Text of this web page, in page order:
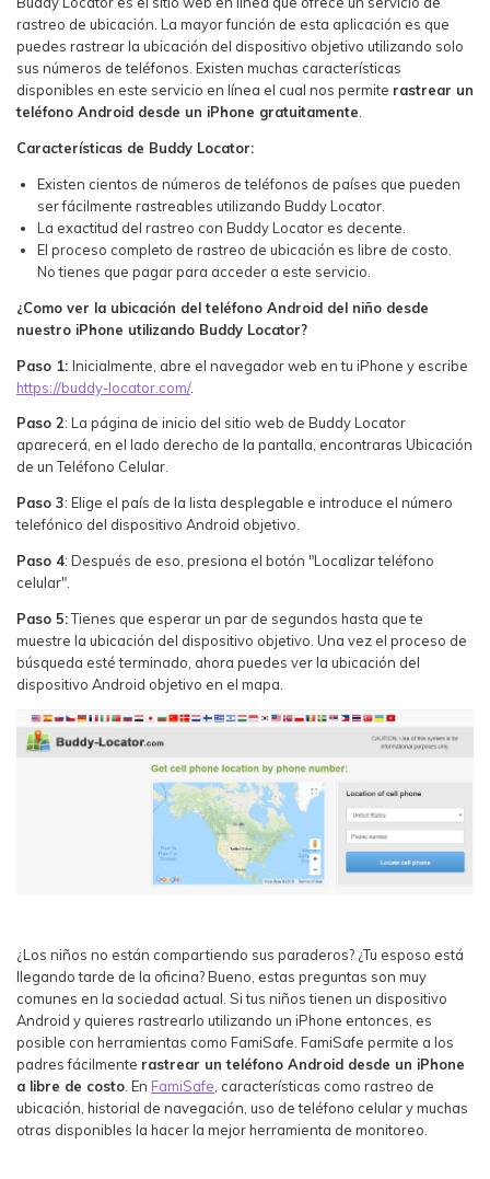
rastreo de ubicación. La mayor función de esta aplicación es que
puedes rastrear la ubicación del dispositivo objetivo utilizando solo
sus números de teléfonos. Existen muchas características
disponibles en este servicio en línea el cual nos permite rastrear un
teléfono Android desde un iPhone gratuitamente.
Características de Buddy Locator:
Existen cientos de números de teléfonos de países que pueden
ser fácilmente rastreables utilizando Buddy Locator.
La exactitud del rastreo con Buddy Locator es decente.
El proceso completo de rastreo de ubicación es libre de costo.
No tienes que pagar para acceder a este servicio.
¿Como ver la ubicación del teléfono Android del niño desde
nuestro iPhone utilizando Buddy Locator?
Paso 1: Inicialmente, abre el navegador web en tu iPhone y escribe
https://buddy-locator.com/.
Paso 2: La página de inicio del sitio web de Buddy Locator
aparecerá, en el lado derecho de la pantalla, encontraras Ubicación
de un Teléfono Celular.
Paso 3: Elige el país de la lista desplegable e introduce el número
telefónico del dispositivo Android objetivo.
Paso 4: Después de eso, presiona el botón "Localizar teléfono
celular".
Paso 5:Tienes que esperar un par de segundos hasta que te
muestre la ubicación del dispositivo objetivo. Una vez el proceso de
búsqueda esté terminado, ahora puedes ver la ubicación del
dispositivo Android objetivo en el mapa.
¿Los niños no están compartiendo sus paraderos? ¿Tu esposo está
llegando tarde de la oficina? Bueno, estas preguntas son muy
comunes en la sociedad actual. Si tus niños tienen un dispositivo
Android y quieres rastrearlo utilizando un iPhone entonces, es
posible con herramientas como FamiSafe. FamiSafe permite a los
padres fácilmente rastrear un teléfono Android desde un iPhone
a libre de costo. En FamiSafe, características como rastreo de
ubicación, historial de navegación, uso de teléfono celular y muchas
otras disponibles la hacer la mejor herramienta de monitoreo.